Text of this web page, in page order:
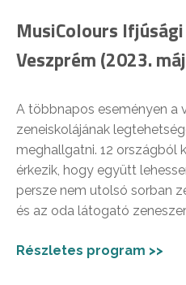
MusiColours
Veszprém (2023.
A többnapos eseményen a
zeneiskolájának
meghallgatni. 12 országból
érkezik, hogy együtt
persze nem utolsó sorban
és az oda látogató
Részletes program >>